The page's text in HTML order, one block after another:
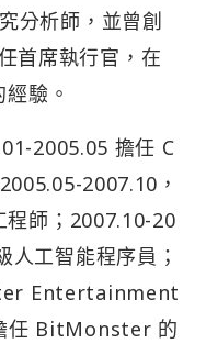
分析師，並曾創
首席執行官，在
驗。
2005.05 擔任 C
2007.10，
師；2007.10-20
工智能程序員；
Entertainment
任 BitMonster 的